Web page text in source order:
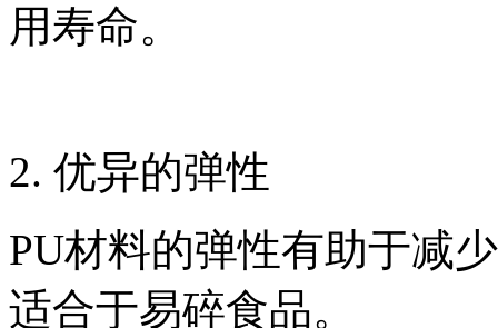
用寿命。
2. 优异的弹性
PU材料的弹性有助于减
适合于易碎食品。